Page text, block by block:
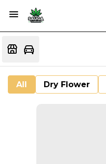
All Dry Flower